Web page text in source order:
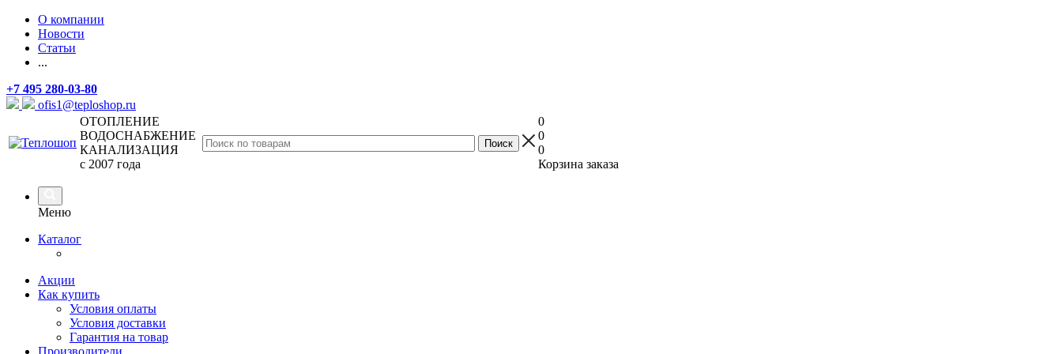
О компании
Новости
Статьи
...
+7 495 280-03-80
ofis1@teploshop.ru
ОТОПЛЕНИЕ
ВОДОСНАБЖЕНИЕ
КАНАЛИЗАЦИЯ
с 2007 года
0
0
0
Корзина заказа
Меню
Каталог
Акции
Как купить
Условия оплаты
Условия доставки
Гарантия на товар
Производители